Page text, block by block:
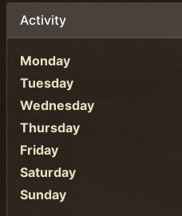
Activity
Monday
Tuesday
Wednesday
Thursday
Friday
Saturday
Sunday